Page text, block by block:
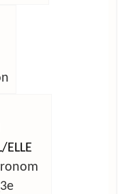
ELLE
_3e